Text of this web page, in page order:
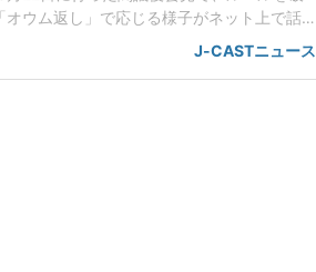
ウム返し」で応じる様子がネット上で話
定素案めぐり応酬小野田氏は会見で、人
とを報告した。話題を集めているのは、
J-CASTニュース